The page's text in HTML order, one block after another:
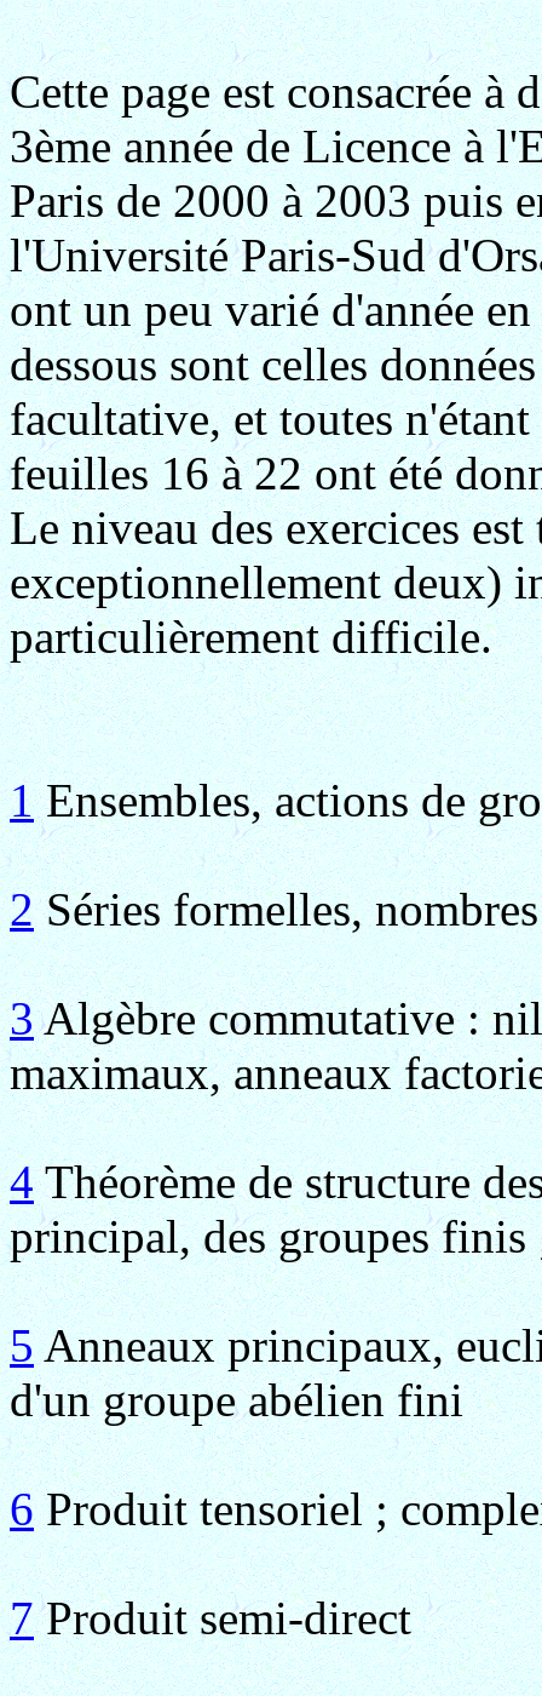
Cette page est consacrée à
3ème année de Licence à
Paris de 2000 à 2003 puis
l'Université Paris-Sud
ont un peu varié d'année
dessous sont celles
facultative, et toutes
feuilles 16 à 22 ont été
Le niveau des exercices
exceptionnellement deux)
particulièrement difficile.
1Ensembles, actions de
2Séries formelles,
3Algèbre commutative :
maximaux, anneaux
4Théorème de structure
principal, des groupes finis
5Anneaux principaux,
d'un groupe abélien fini
6Produit tensoriel ;
7Produit semi-direct